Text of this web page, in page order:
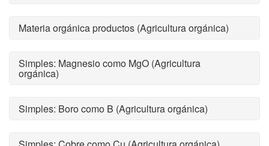
Materia orgánica productos (Agricultura orgánica)
Simples: Magnesio como MgO (Agricultura
orgánica)
Simples: Boro como B (Agricultura orgánica)